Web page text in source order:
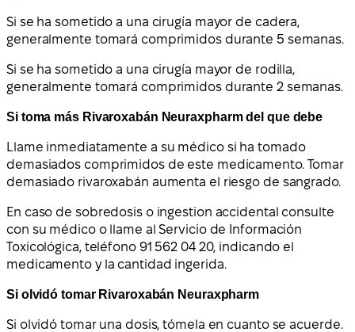
Si se ha sometido a una cirugía mayor de cadera,
generalmente tomará comprimidos durante 5 semanas.
Si se ha sometido a una cirugía mayor de rodilla,
generalmente tomará comprimidos durante 2 semanas.
Si toma más Rivaroxabán Neuraxpharm del que debe
Llame inmediatamente a su médico si ha tomado
demasiados comprimidos de este medicamento. Tomar
demasiado rivaroxabán aumenta el riesgo de sangrado.
En caso de sobredosis o ingestion accidental consulte
con su médico o llame al Servicio de Información
Toxicológica, teléfono 91 562 04 20, indicando el
medicamento y la cantidad ingerida.
Si olvidó tomar Rivaroxabán Neuraxpharm
Si olvidó tomar una dosis, tómela en cuanto se acuerde.